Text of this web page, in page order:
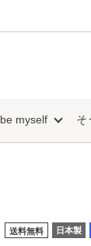
be myself そ
送料無料 日本製